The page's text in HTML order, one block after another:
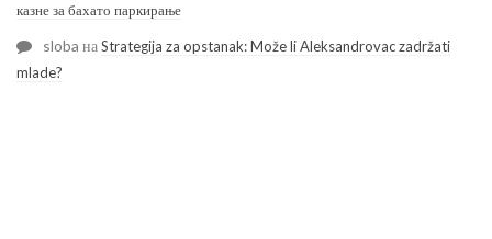
казне за бахато паркирање
sloba наStrategija za opstanak: Može li Aleksandrovac zadržati
mlade?